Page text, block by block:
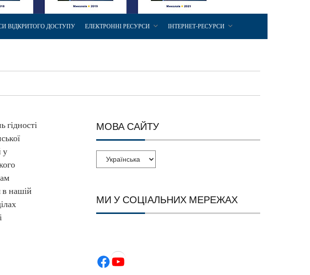
ВІДКРИТОГО ДОСТУПУ ЕЛЕКТРОННІ РЕСУРСИ ІНТЕРНЕТ-РЕСУРСИ
гідності
у
в нашій
МОВА САЙТУ
МИ У СОЦІАЛЬНИХ МЕРЕЖАХ
Facebook YouTube